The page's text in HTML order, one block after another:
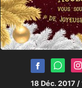
18 Déc. 2017 /